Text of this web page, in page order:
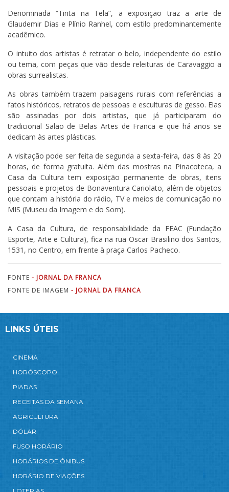
Denominada “Tinta na Tela”, a exposição traz a arte de
Glaudemir Dias e Plínio Ranhel, com estilo predominantemente
acadêmico.
O intuito dos artistas é retratar o belo, independente do estilo
ou tema, com peças que vão desde releituras de Caravaggio a
obras surrealistas.
As obras também trazem paisagens rurais com referências a
fatos históricos, retratos de pessoas e esculturas de gesso. Elas
são assinadas por dois artistas, que já participaram do
tradicional Salão de Belas Artes de Franca e que há anos se
dedicam às artes plásticas.
A visitação pode ser feita de segunda a sexta-feira, das 8 às 20
horas, de forma gratuita. Além das mostras na Pinacoteca, a
Casa da Cultura tem exposição permanente de obras, itens
pessoais e projetos de Bonaventura Cariolato, além de objetos
que contam a história do rádio, TV e meios de comunicação no
MIS (Museu da Imagem e do Som).
A Casa da Cultura, de responsabilidade da FEAC (Fundação
Esporte, Arte e Cultura), fica na rua Oscar Brasilino dos Santos,
1531, no Centro, em frente à praça Carlos Pacheco.
FONTE - JORNAL DA FRANCA
FONTE DE IMAGEM - JORNAL DA FRANCA
LINKS ÚTEIS
CINEMA
HORÓSCOPO
PIADAS
RECEITAS DA SEMANA
AGRICULTURA
DÓLAR
FUSO HORÁRIO
HORÁRIOS DE ÔNIBUS
HORÁRIO DE VIAÇÕES